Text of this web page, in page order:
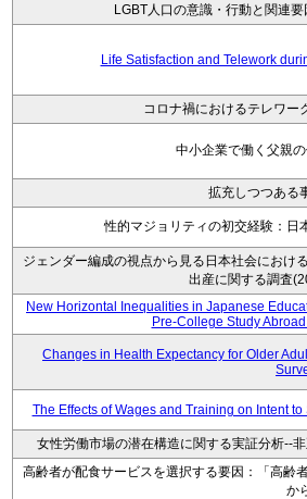
LGBT人口の意識・行動と関連
Life Satisfaction and Telework
コロナ禍におけるテレワー
中小企業で働く父親
拡充しつつある
性的マジョリティの初交経験：日
ジェンダー編成の視点から見る日本社会におけ
出産に関する調査
New Horizontal Inequalities in Japanese
Pre-College Study
Changes in Health Expectancy for Older
The Effects of Wages and Training on Intent
女性労働市場の潜在構造に関する実証分析--
高齢者が配食サービスを選択する要因：「高齢
か